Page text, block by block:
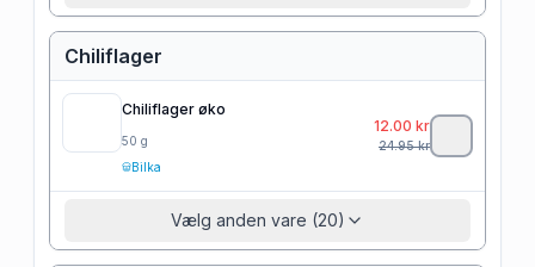
Chiliflager
Chiliflager øko
50 g
Bilka
12.00 kr
24.95kr
Vælg anden vare (20)